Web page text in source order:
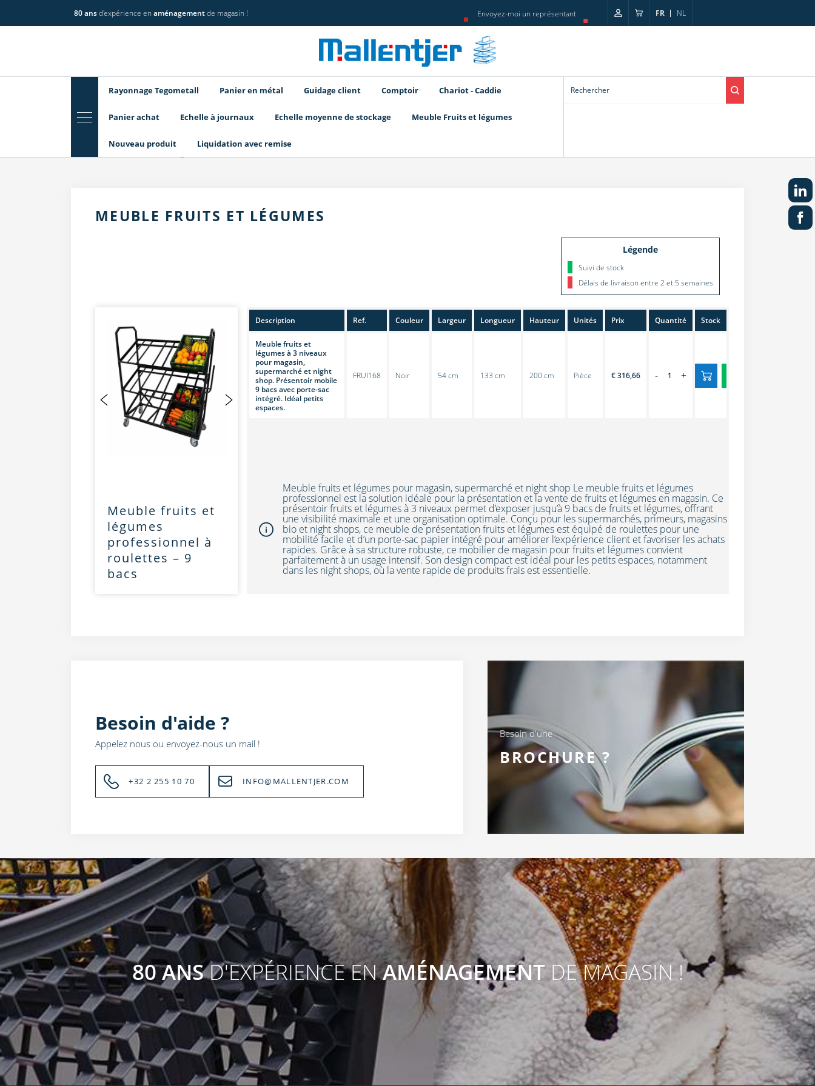
80 ansd'expérience en aménagementde magasin ! Envoyez-moi un représentant FR NL
Rayonnage Tegometall Panier en métal Guidage client Comptoir Chariot - Caddie
Panier achat Echelle à journaux Echelle moyenne de stockage Meuble Fruits et légumes
Nouveau produit Liquidation avec remise
MEUBLE FRUITS ET LÉGUMES
Légende
Suivi de stock
Délais de livraison entre 2 et 5 semaines
Meuble fruits et
légumes
professionnel à
roulettes – 9
bacs
Description Ref. Couleur Largeur Longueur Hauteur Unités Prix Quantité Stock
Meuble fruits et
légumes à 3 niveaux
pour magasin,
supermarché et night
shop. Présentoir mobile
9 bacs avec porte-sac
intégré. Idéal petits
espaces.
FRUI168 Noir 54 cm 133 cm 200 cm Pièce € 316,66 - +
Meuble fruits et légumes pour magasin, supermarché et night shop Le meuble fruits et légumes
professionnel est la solution idéale pour la présentation et la vente de fruits et légumes en magasin. Ce
présentoir fruits et légumes à 3 niveaux permet d’exposer jusqu’à 9 bacs de fruits et légumes, offrant
une visibilité maximale et une organisation optimale. Conçu pour les supermarchés, primeurs, magasins
bio et night shops, ce meuble de présentation fruits et légumes est équipé de roulettes pour une
mobilité facile et d’un porte-sac papier intégré pour améliorer l’expérience client et favoriser les achats
rapides. Grâce à sa structure robuste, ce mobilier de magasin pour fruits et légumes convient
parfaitement à un usage intensif. Son design compact est idéal pour les petits espaces, notamment
dans les night shops, où la vente rapide de produits frais est essentielle.
Besoin d'aide ?
Appelez nous ou envoyez-nous un mail !
+32 2 255 10 70 INFO@MALLENTJER.COM
Besoin d'une
BROCHURE ?
80 ANSD'EXPÉRIENCE ENAMÉNAGEMENTDE MAGASIN !